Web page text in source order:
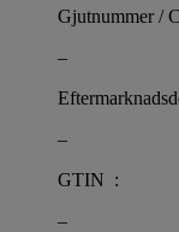
Gjutnummer /
–
–
GTIN :
–